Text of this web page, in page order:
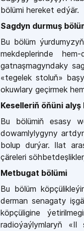
bölümi hereket edýär.
Sagdyn durmuş
Bu bölüm
mekdeplerinde
gatnaşmagyndaky
«tegelek stoluň»
okuwlary geçirmek
Keselleriň öňüni alyş
Bu bölümiň esasy
dowamlylygyny
bolup durýar. Ilat
çäreleri s
Metbugat bölümi
Bu bölüm
derman senagaty
köpçüligine
radioýaýlymlaryň